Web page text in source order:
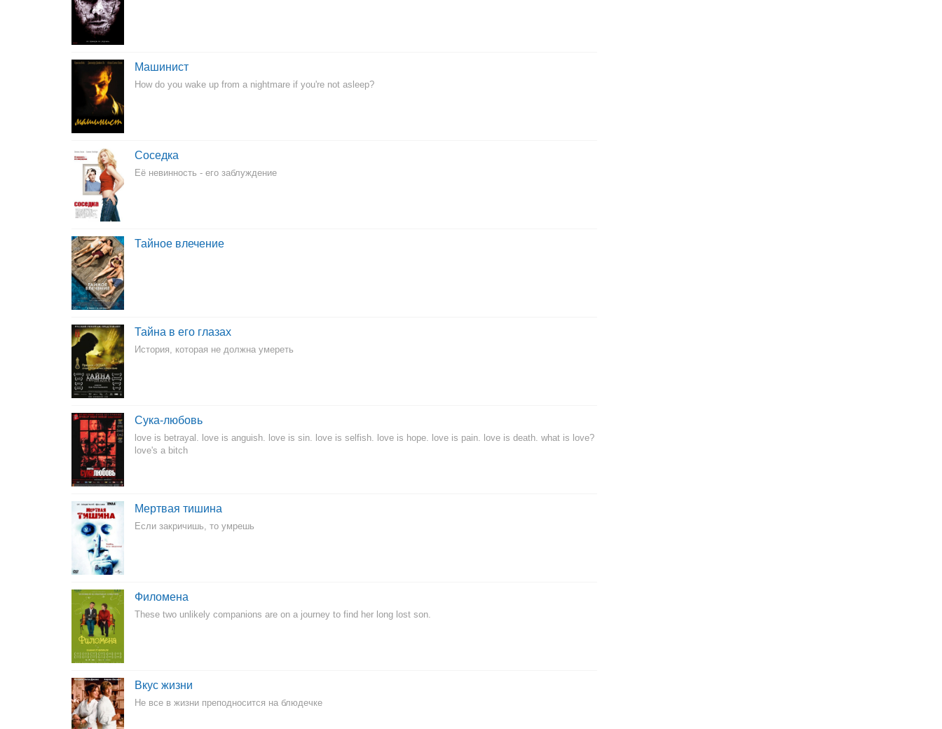
Машинист
How do you wake up from a nightmare if you're not asleep?
Соседка
Её невинность - его заблуждение
Тайное влечение
Тайна в его глазах
История, которая не должна умереть
Сука-любовь
love is betrayal. love is anguish. love is sin. love is selfish. love is hope. love is pain. love is death. what is love?
love's a bitch
Мертвая тишина
Если закричишь, то умрешь
Филомена
These two unlikely companions are on a journey to find her long lost son.
Вкус жизни
Не все в жизни преподносится на блюдечке